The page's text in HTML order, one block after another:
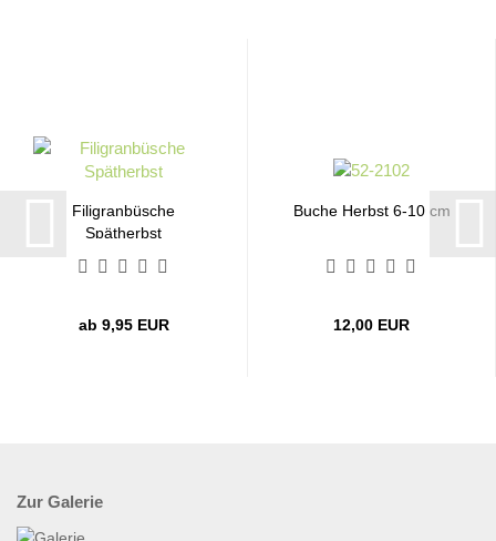
Filigranbüsche
Spätherbst
ab 9,95 EUR
Buche Herbst 6-10 cm
12,00 EUR
Zur Galerie